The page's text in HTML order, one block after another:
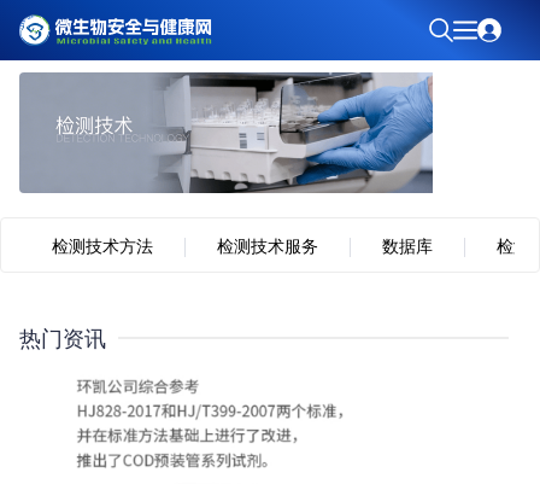
检测技术方法 检测技术服务 数据库 检测
热门资讯